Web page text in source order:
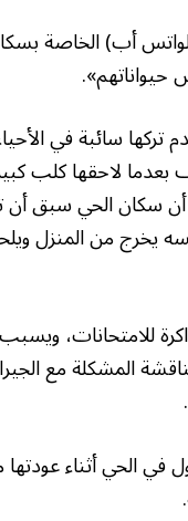
أب) الخاصة
حيواناتهم».
سائبة في
لاحقها كلب
أن سكان الحي سبق
من المنزل
للامتحانات،
المشكلة مع
إنها رأت كلباً يتجول في الحي